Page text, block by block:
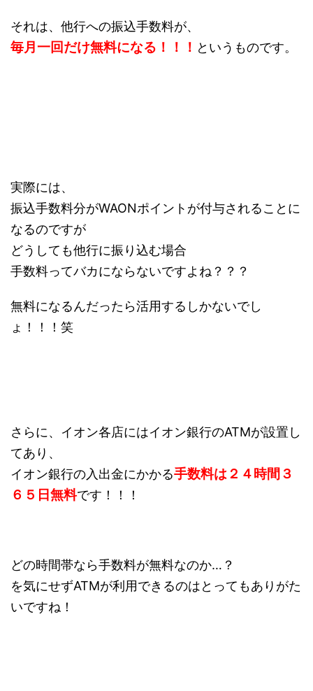
それは、他行への振込手数料が、
毎月一回だけ無料になる！！！ というものです。
実際には、
振込手数料分がWAONポイントが付与されることに
なるのですが
どうしても他行に振り込む場合
手数料ってバカにならないですよね？？？
無料になるんだったら活用するしかないでし
ょ！！！笑
さらに、イオン各店にはイオン銀行のATMが設置し
てあり、
イオン銀行の入出金にかかる手数料は２４時間３
６５日無料です！！！
どの時間帯なら手数料が無料なのか…？
を気にせずATMが利用できるのはとってもありがた
いですね！